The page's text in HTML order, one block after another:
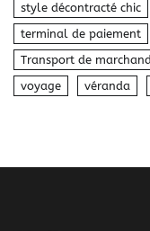
style décontracté chic
terminal de paiement
Transport de
voyage
véranda